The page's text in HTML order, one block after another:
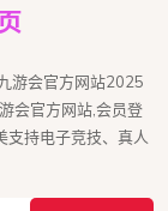
游会官方网站2025
会官方网站,会员登
支持电子竞技、真人